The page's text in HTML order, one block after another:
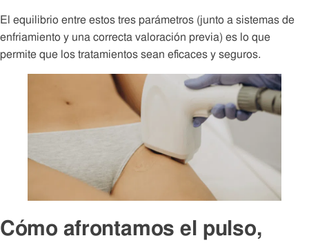
El equilibrio entre estos tres parámetros (junto a sistemas de
enfriamiento y una correcta valoración previa) es lo que
permite que los tratamientos sean eficaces y seguros.
Cómo afrontamos el pulso,